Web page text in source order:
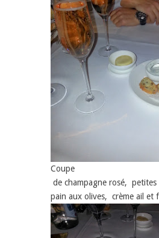
Coupe
de champagne rosé, petites
pain aux olives, crème ail et